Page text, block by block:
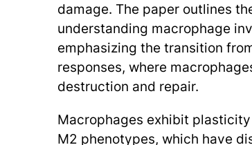
damage. The paper outlines
understanding macrophage
emphasizing the transition
responses, where
destruction and repair.
Macrophages exhibit
M2 phenotypes, which have